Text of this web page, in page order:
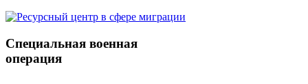
Специальная военная
операция